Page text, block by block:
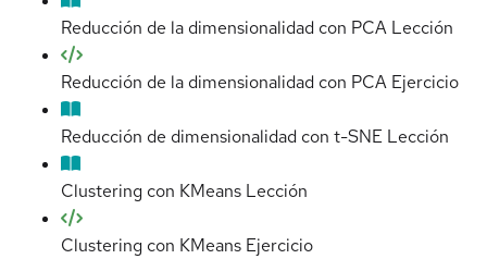
Reducción de la dimensionalidad con PCA Lección
Reducción de la dimensionalidad con PCA Ejercicio
Reducción de dimensionalidad con t-SNE Lección
Clustering con KMeans Lección
Clustering con KMeans Ejercicio